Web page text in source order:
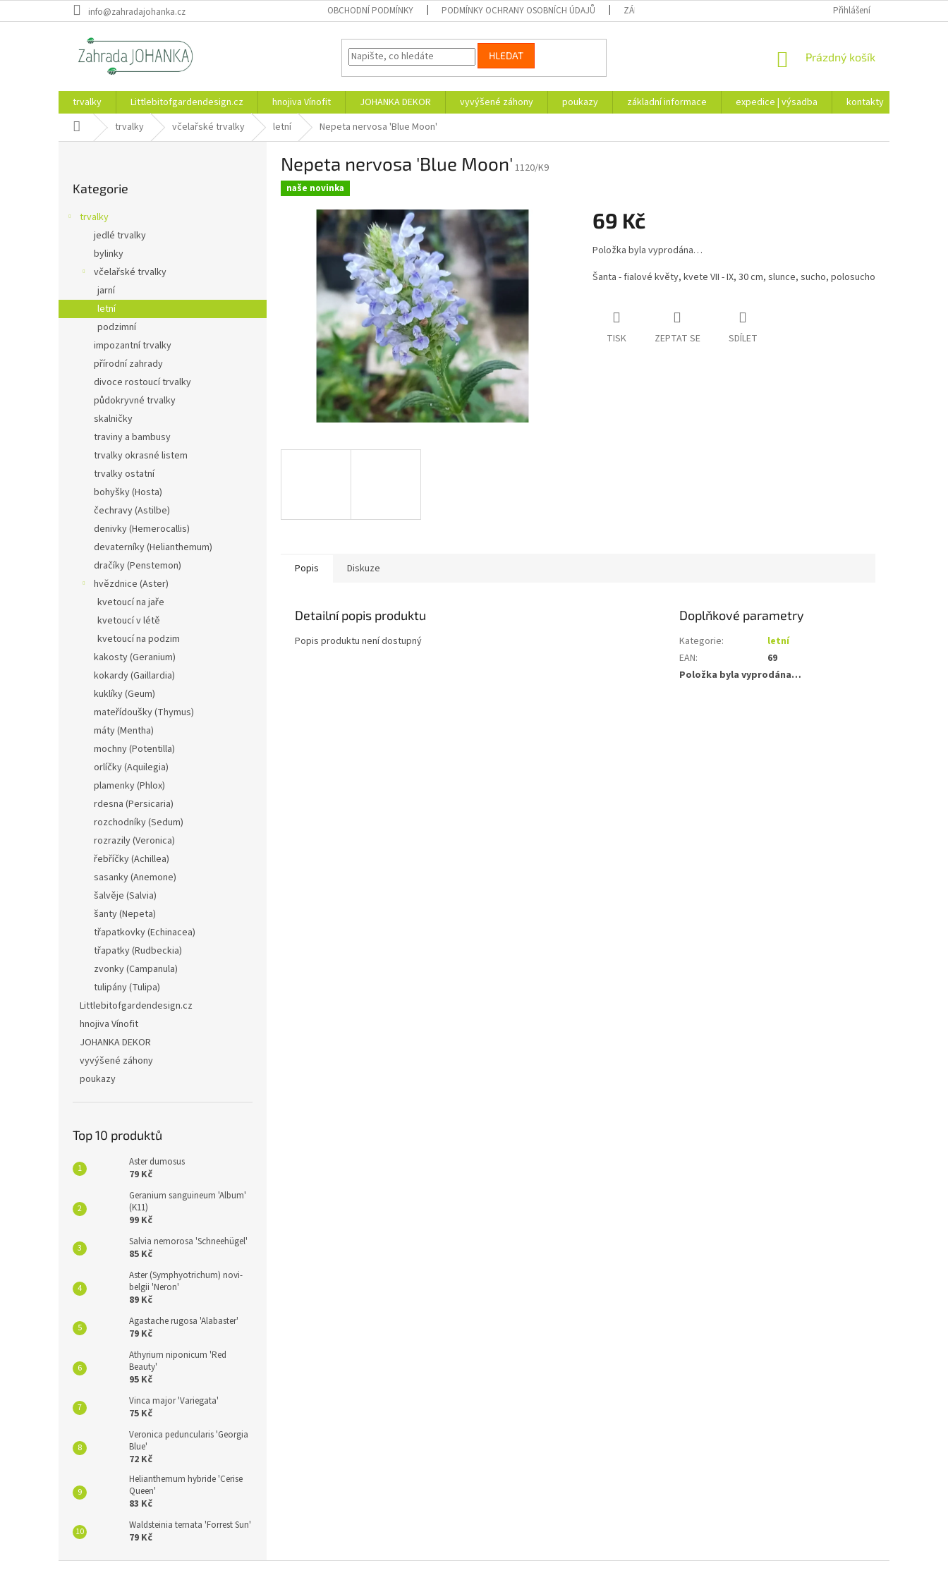
na
info@zahradajohanka.cz OBCHODNÍ PODMÍNKY PODMÍNKY OCHRANY OSOBNÍCH ÚDAJŮ ZÁKLADNÍ INFORMACE KONTAKTY
Přihlášení
HLEDAT
NÁKUPNÍ
Prázdný košík
trvalky Littlebitofgardendesign.cz hnojiva Vínofit JOHANKA DEKOR vyvýšené záhony poukazy základní informace expedice | výsadba
kontakty
Domů trvalky včelařské trvalky letní Nepeta nervosa 'Blue Moon'
a
n
kategorie
Kategorie
trvalky
jedlé trvalky
bylinky
včelařské trvalky
jarní
letní
podzimní
impozantní trvalky
přírodní zahrady
divoce rostoucí trvalky
půdokryvné trvalky
skalničky
traviny a bambusy
trvalky okrasné listem
trvalky ostatní
bohyšky (Hosta)
čechravy (Astilbe)
denivky (Hemerocallis)
devaterníky (Helianthemum)
dračíky (Penstemon)
hvězdnice (Aster)
kvetoucí na jaře
kvetoucí v létě
kvetoucí na podzim
kakosty (Geranium)
kokardy (Gaillardia)
kuklíky (Geum)
mateřídoušky (Thymus)
máty (Mentha)
mochny (Potentilla)
orlíčky (Aquilegia)
plamenky (Phlox)
rdesna (Persicaria)
rozchodníky (Sedum)
rozrazily (Veronica)
řebříčky (Achillea)
sasanky (Anemone)
šalvěje (Salvia)
šanty (Nepeta)
třapatkovky (Echinacea)
třapatky (Rudbeckia)
zvonky (Campanula)
tulipány (Tulipa)
Littlebitofgardendesign.cz
hnojiva Vínofit
JOHANKA DEKOR
vyvýšené záhony
poukazy
Top 10 produktů
Aster dumosus
79 Kč
Geranium sanguineum 'Album'
(K11)
99 Kč
Salvia nemorosa 'Schneehügel'
85 Kč
Aster (Symphyotrichum) novi-
belgii 'Neron'
89 Kč
Agastache rugosa 'Alabaster'
79 Kč
Athyrium niponicum 'Red
Beauty'
95 Kč
Vinca major 'Variegata'
75 Kč
Veronica peduncularis 'Georgia
Blue'
72 Kč
Helianthemum hybride 'Cerise
Queen'
83 Kč
Waldsteinia ternata 'Forrest Sun'
79 Kč
Nepeta nervosa 'Blue Moon' 1120/K9
naše novinka
69 Kč
Měrná
cena:
Položka byla vyprodána…
Šanta - fialové květy, kvete VII - IX, 30 cm, slunce, sucho, polosucho
TISK ZEPTAT SE SDÍLET
Popis Diskuze
Detailní popis produktu
Popis produktu není dostupný
Doplňkové parametry
Kategorie:
letní
EAN:
69
Položka byla vyprodána…